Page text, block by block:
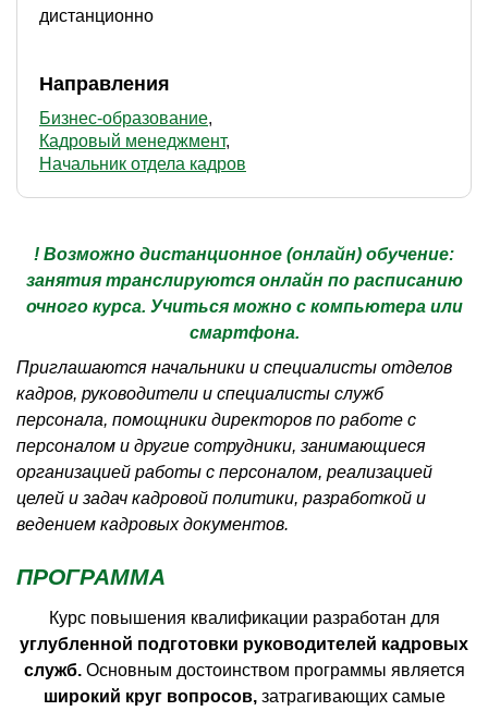
дистанционно
Направления
Бизнес-образование
Кадровый менеджмент
Начальник отдела кадров
! Возможно дистанционное (онлайн) обучение:
занятия транслируются онлайн по расписанию
очного курса. Учиться можно с компьютера или
смартфона.
Приглашаются начальники и специалисты отделов
кадров, руководители и специалисты служб
персонала, помощники директоров по работе с
персоналом и другие сотрудники, занимающиеся
организацией работы с персоналом, реализацией
целей и задач кадровой политики, разработкой и
ведением кадровых документов.
ПРОГРАММА
Курс повышения квалификации разработан для
углубленной подготовки руководителей кадровых
служб. Основным достоинством программы является
широкий круг вопросов, затрагивающих самые